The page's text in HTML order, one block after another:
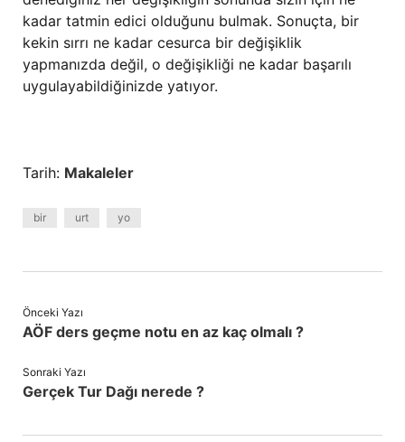
kadar tatmin edici olduğunu bulmak. Sonuçta, bir
kekin sırrı ne kadar cesurca bir değişiklik
yapmanızda değil, o değişikliği ne kadar başarılı
uygulayabildiğinizde yatıyor.
Tarih: Makaleler
bir urt yo
Önceki Yazı
AÖF ders geçme notu en az kaç olmalı ?
Sonraki Yazı
Gerçek Tur Dağı nerede ?